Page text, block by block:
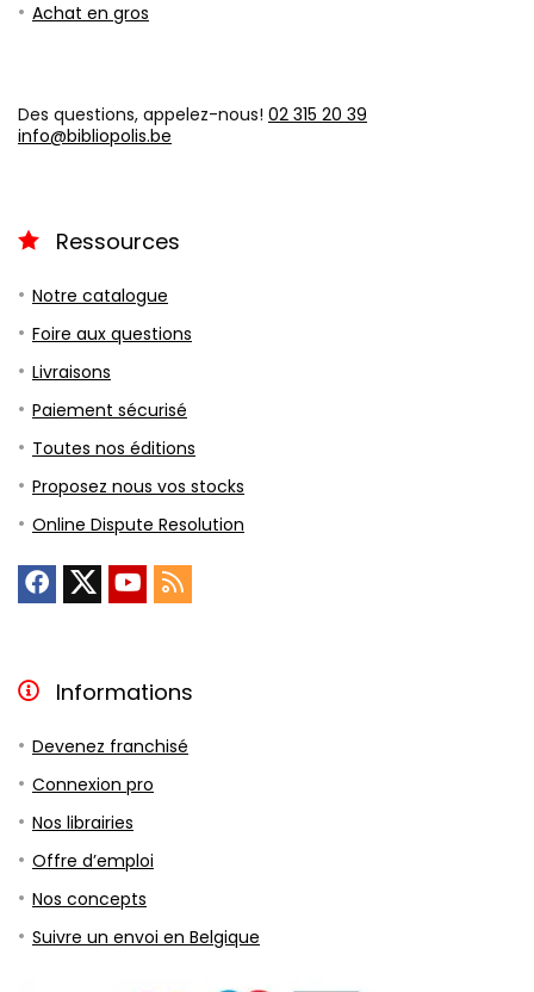
Achat en gros
Des questions, appelez-nous! 02 315 20 39
info@bibliopolis.be
Ressources
Notre catalogue
Foire aux questions
Livraisons
Paiement sécurisé
Toutes nos éditions
Proposez nous vos stocks
Online Dispute Resolution
Informations
Devenez franchisé
Connexion pro
Nos librairies
Offre d’emploi
Nos concepts
Suivre un envoi en Belgique